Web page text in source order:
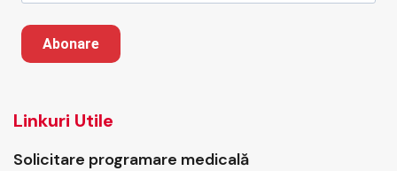
Abonare
Linkuri Utile
Solicitare programare medicală